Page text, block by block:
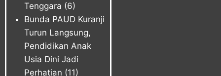
Tenggara (6)
Bunda PAUD Kuranji
Turun Langsung,
Pendidikan Anak
Usia Dini Jadi
Perhatian (11)